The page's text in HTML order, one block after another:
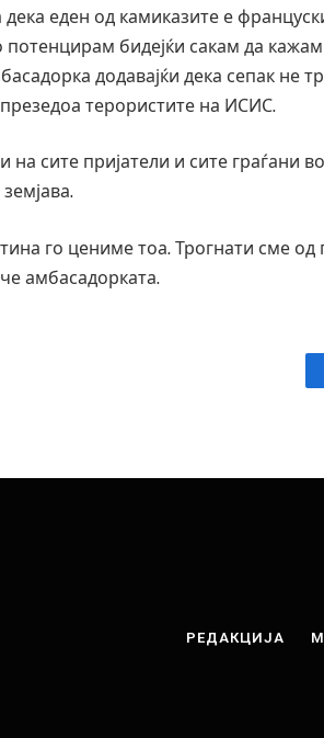
дека еден од камиказите е
бидејќи сакам да
додавајќи дека сепак не
терористите на ИСИС.
на сите пријатели и сите граѓани
го цениме тоа. Трогнати сме од
амбасадорката.
РЕДАКЦИЈА